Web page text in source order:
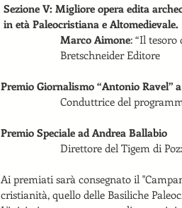
Sezione V: Migliore opera edita
in età Paleocristiana e Altomedievale.
                     Marco Aimone
: “Il tesoro
                     Bretschneider Editore
Premio Giornalismo “Antonio Ravel”
Premio Speciale ad Andrea Ballabio
Direttore del Tigem di
Ai premiati sarà consegnato il
cristianità, quello delle Basiliche